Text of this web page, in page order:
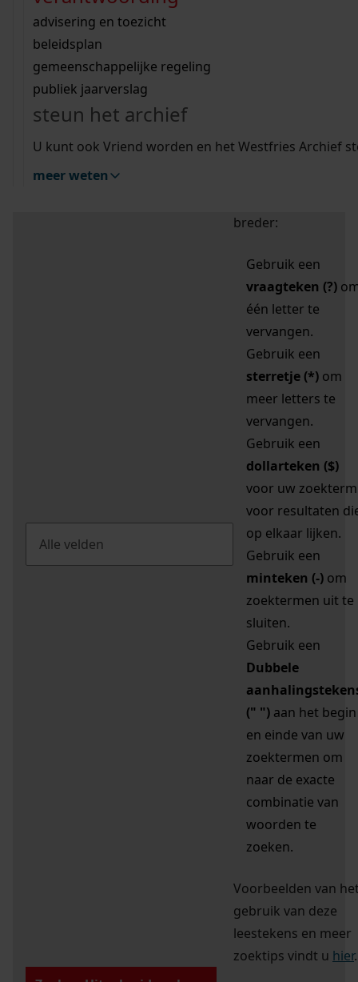
bouwvergunningen
omgevingsvergunningen
vergunningen
beeld en geluid
uitleg nodig?
Wij helpen u op weg met een aantal zoektips.
bekijk alle zoektips
Wij helpen u op weg met een aantal zoektips.
bekijk alle zoektips
bekijk ons geschiedenislokaal
advisering en toezicht
beleidsplan
gemeenschappelijke regeling
publiek jaarverslag
steun het archief
U kunt ook Vriend worden en het Westfries Archief
meer weten
zoektips
Mijn Studiezaal (inloggen)
uw zoekopdracht te
breder:
Gebruik een
vraagteken (?)
één letter te
vervangen.
Gebruik een
sterretje (*) om
meer letters te
vervangen.
Gebruik een
dollarteken ($)
voor uw zoekterm
voor resultaten
op elkaar lijken.
Gebruik een
minteken (-) om
zoektermen uit te
sluiten.
Gebruik een
Dubbele
(" ") aan het begin
en einde van uw
zoektermen om
naar de exacte
combinatie van
woorden te
zoeken.
Voorbeelden van
gebruik van deze
leestekens en meer
zoektips vindt u hier.